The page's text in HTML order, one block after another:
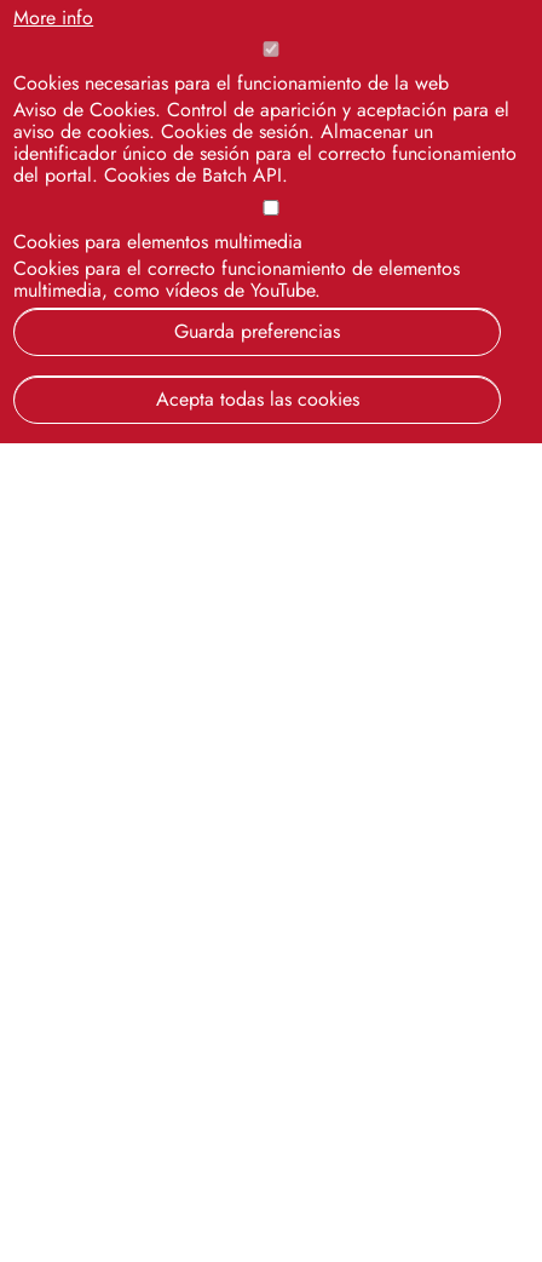
Soporte
Remoto SOS
More info
Cookies necesarias para el funcionamiento de la web
Aviso de Cookies. Control de aparición y aceptación para el
aviso de cookies. Cookies de sesión. Almacenar un
identificador único de sesión para el correcto funcionamiento
del portal. Cookies de Batch API.
Cookies para elementos multimedia
Cookies para el correcto funcionamiento de elementos
multimedia, como vídeos de YouTube.
Guarda preferencias
Acepta todas las cookies